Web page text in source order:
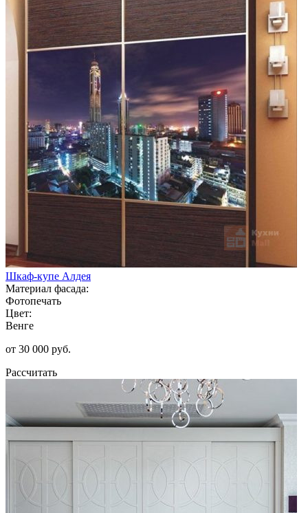
Шкаф-купе Алдея
Материал фасада:
Фотопечать
Цвет:
Венге
от 30 000 руб.
Рассчитать